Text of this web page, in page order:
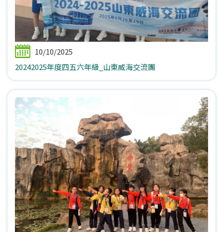
10/10/2025
20242025年度四五六年級_山東威海交流團